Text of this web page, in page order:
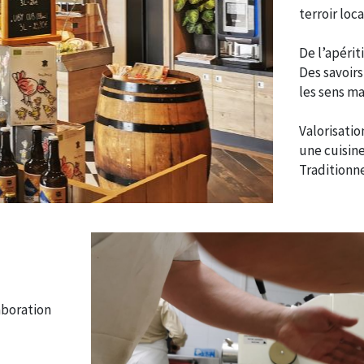
terroir
De
Des
les sens
une